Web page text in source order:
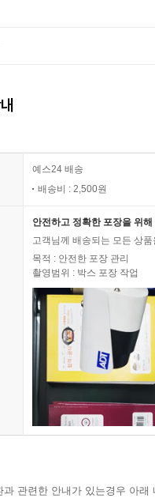
예스24 배송
배송비 : 2,500원
안전하고 정확한 포장을 위
고객님께 배송되는 모든 상
목적 : 안전한 포장 관리
촬영범위 : 박스 포장 작업
관련한 안내가 있는경우 아